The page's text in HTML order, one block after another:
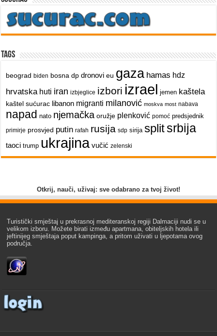
Tags
beograd biden bosna dp dronovi eu gaza hamas hdz
hrvatska huti iran izbjeglice izbori izrael jemen kaštela
kaštel sućurac libanon migranti milanović moskva most nabava
napad nato njemačka oružje plenković pomoć predsjednik
primirje prosvjed putin rafah rusija sdp sirija splitsrbija
taoci trump ukrajina vučić zelenski
Otkrij, nauči, uživaj: sve odabrano za tvoj život!
Turistički smještaj u prekrasnoj mediteranskoj regiji Dalmaciji nudi se u
velikom izboru. Možete birati između apartmana, obiteljskih hotela ili
jeftinijeg smještaja poput kampinga, a pritom uživati u ljepotama ovog
područja.